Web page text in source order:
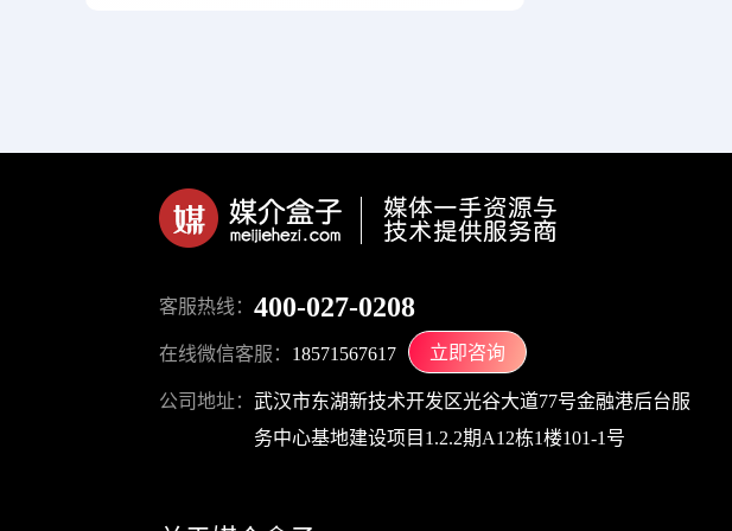
客服热线：400-027-0208
在线微信客服： 18571567617 立即咨询
公司地址：武汉市东湖新技术开发区光谷大道77号金融港后台服
务中心基地建设项目1.2.2期A12栋1楼101-1号